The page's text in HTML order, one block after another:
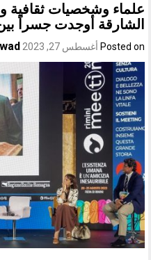
علماء وشخصيات ثقافية
الشارقة أوجدت جسراً
Posted on أغسطس 27, 2023